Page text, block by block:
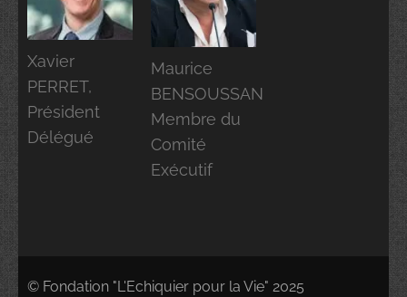
Xavier
PERRET,
Président
Délégué
Maurice
BENSOUSSAN
Membre du
Comité
Exécutif
© Fondation "L'Echiquier pour la Vie" 2025